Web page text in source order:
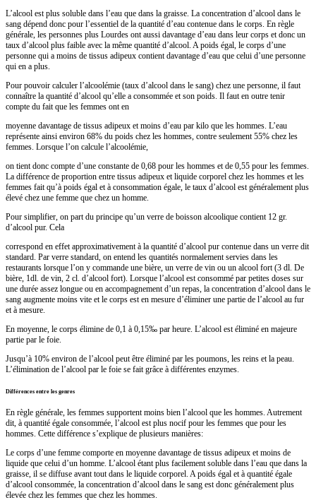
L’alcool est plus soluble dans l’eau que dans la graisse. La concentration d’alcool dans le
sang dépend donc pour l’essentiel de la quantité d’eau contenue dans le corps. En règle
générale, les personnes plus Lourdes ont aussi davantage d’eau dans leur corps et donc un
taux d’alcool plus faible avec la même quantité d’alcool. A poids égal, le corps d’une
personne qui a moins de tissus adipeux contient davantage d’eau que celui d’une personne
qui en a plus.
Pour pouvoir calculer l’alcoolémie (taux d’alcool dans le sang) chez une personne, il faut
connaître la quantité d’alcool qu’elle a consommée et son poids. Il faut en outre tenir
compte du fait que les femmes ont en
moyenne davantage de tissus adipeux et moins d’eau par kilo que les hommes. L’eau
représente ainsi environ 68% du poids chez les hommes, contre seulement 55% chez les
femmes. Lorsque l’on calcule l’alcoolémie,
on tient donc compte d’une constante de 0,68 pour les hommes et de 0,55 pour les femmes.
La différence de proportion entre tissus adipeux et liquide corporel chez les hommes et les
femmes fait qu’à poids égal et à consommation égale, le taux d’alcool est généralement plus
élevé chez une femme que chez un homme.
Pour simplifier, on part du principe qu’un verre de boisson alcoolique contient 12 gr.
d’alcool pur. Cela
correspond en effet approximativement à la quantité d’alcool pur contenue dans un verre dit
standard. Par verre standard, on entend les quantités normalement servies dans les
restaurants lorsque l’on y commande une bière, un verre de vin ou un alcool fort (3 dl. De
bière, 1dl. de vin, 2 cl. d’alcool fort). Lorsque l’alcool est consommé par petites doses sur
une durée assez longue ou en accompagnement d’un repas, la concentration d’alcool dans le
sang augmente moins vite et le corps est en mesure d’éliminer une partie de l’alcool au fur
et à mesure.
En moyenne, le corps élimine de 0,1 à 0,15‰ par heure. L’alcool est éliminé en majeure
partie par le foie.
Jusqu’à 10% environ de l’alcool peut être éliminé par les poumons, les reins et la peau.
L’élimination de l’alcool par le foie se fait grâce à différentes enzymes.
Différences entre les genres
En règle générale, les femmes supportent moins bien l’alcool que les hommes. Autrement
dit, à quantité égale consommée, l’alcool est plus nocif pour les femmes que pour les
hommes. Cette différence s’explique de plusieurs manières:
Le corps d’une femme comporte en moyenne davantage de tissus adipeux et moins de
liquide que celui d’un homme. L’alcool étant plus facilement soluble dans l’eau que dans la
graisse, il se diffuse avant tout dans le liquide corporel. A poids égal et à quantité égale
d’alcool consommée, la concentration d’alcool dans le sang est donc généralement plus
élevée chez les femmes que chez les hommes.